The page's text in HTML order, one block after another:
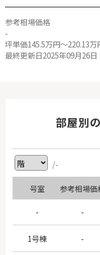
参考相場価格
-
坪単価145.5万円～220.13万
最終更新日2025年09月26日
部屋別
/-
号室 参考相場価
- -
1号棟 -